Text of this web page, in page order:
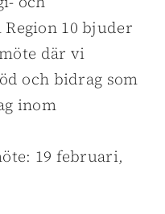
10 bjuder
där vi
och bidrag som
inom
19 februari,